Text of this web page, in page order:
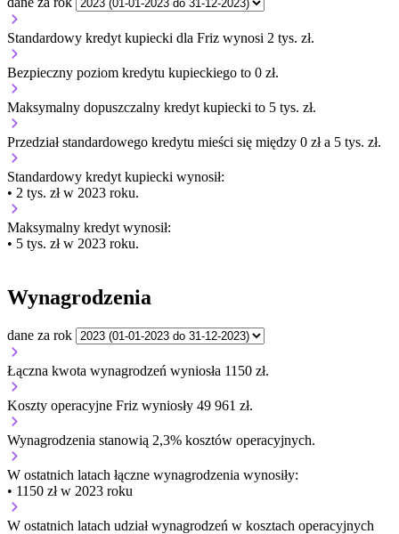
Standardowy kredyt kupiecki dla Friz wynosi 2 tys. zł.
Bezpieczny poziom kredytu kupieckiego to 0 zł.
Maksymalny dopuszczalny kredyt kupiecki to 5 tys. zł.
Przedział standardowego kredytu mieści się między 0 zł a 5 tys. zł.
Standardowy kredyt kupiecki wynosił:
• 2 tys. zł w 2023 roku.
Maksymalny kredyt wynosił:
• 5 tys. zł w 2023 roku.
Wynagrodzenia
dane za rok
Łączna kwota wynagrodzeń wyniosła 1150 zł.
Koszty operacyjne Friz wyniosły 49 961 zł.
Wynagrodzenia stanowią 2,3% kosztów operacyjnych.
W ostatnich latach łączne wynagrodzenia wynosiły:
• 1150 zł w 2023 roku
W ostatnich latach udział wynagrodzeń w kosztach operacyjnych